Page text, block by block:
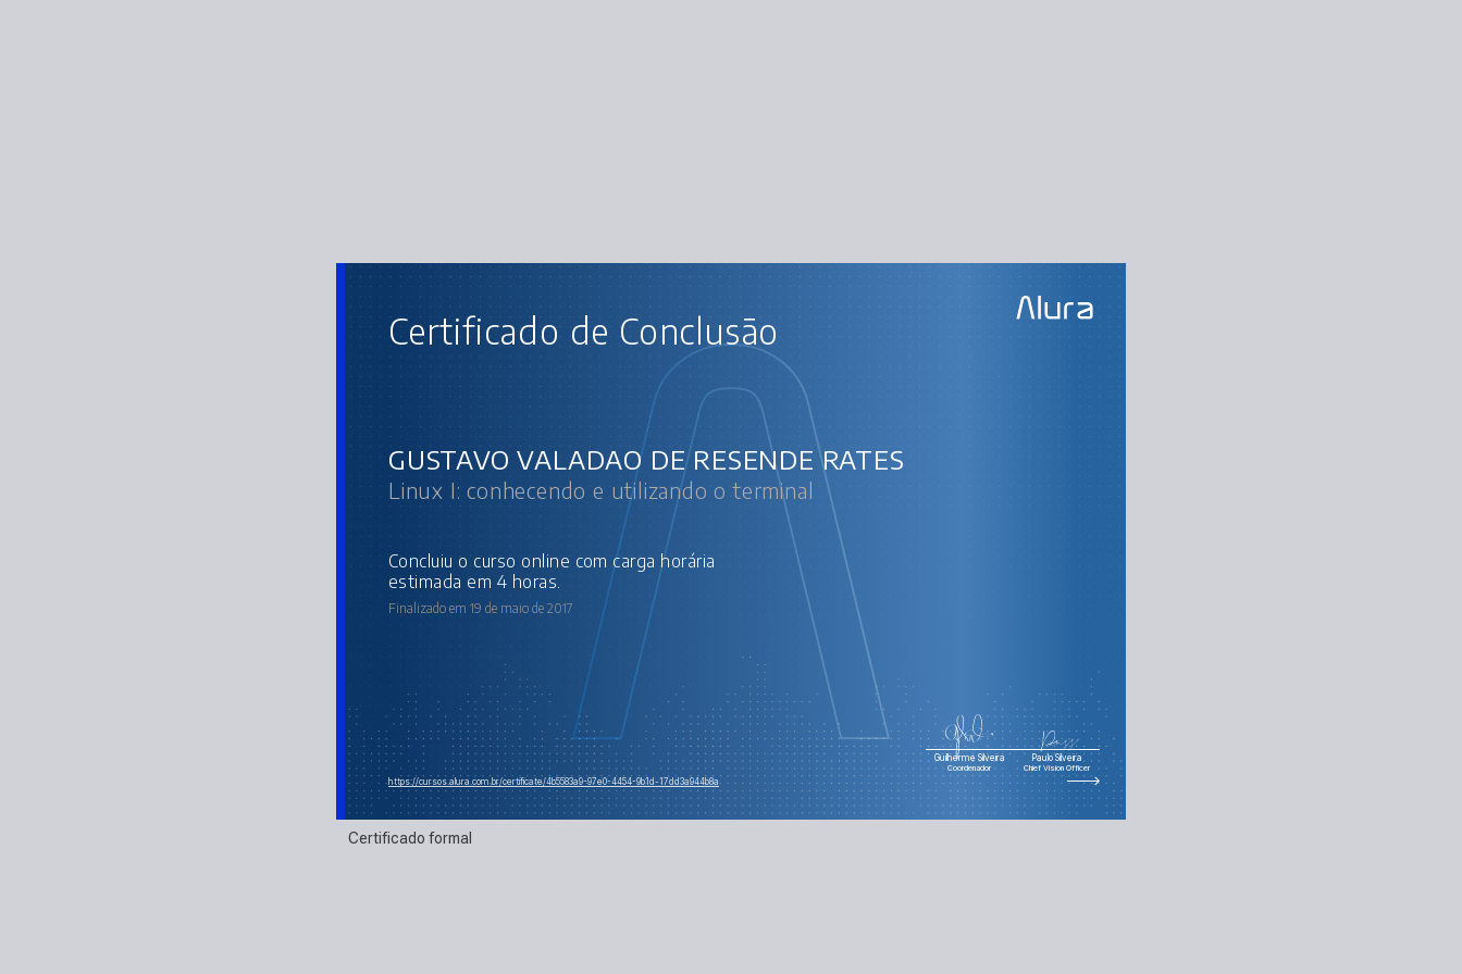
Certificado de Conclusão
GUSTAVO VALADAO DE RESENDE RATES
Linux I: conhecendo e utilizando o terminal
concluiu o curso online com carga horária
estimada em 4 horas.
Finalizado em 19 de maio de 2017
Guilherme Silveira
Coordenador
Paulo Silveira
Chief Vision Officer
https://cursos.alura.com.br/certificate/4b5583a9-97e0-4454-9b1d-17dd3a944b8a
AULAS DO CURSO
Linux I: conhecendo e utilizando o terminal
Mais sobre redirecionamento e caracteres coringa no bash
Manipulando, compactando e descompactando arquivos.
Mais sobre compactação e descompactação e comandos do terminal
Edição de arquivos com o VI: inclusão, alteração, exclusão, repetição
Certificado formal